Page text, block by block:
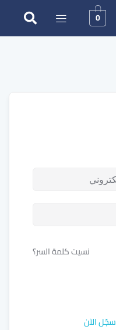
0
نسيت كلمة السر؟
سجّل الآن